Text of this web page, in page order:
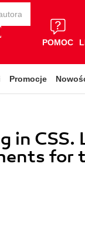
POMOC
Promocje
in CSS.
for